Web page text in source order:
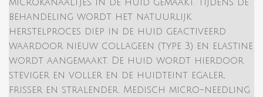
behandeling wordt het natuurlijk
herstelproces diep in de huid geactiveerd
waardoor nieuw collageen (type 3) en elastine
wordt aangemaakt. De huid wordt hierdoor
steviger en voller en de huidteint egaler,
frisser en stralender. Medisch micro-needling